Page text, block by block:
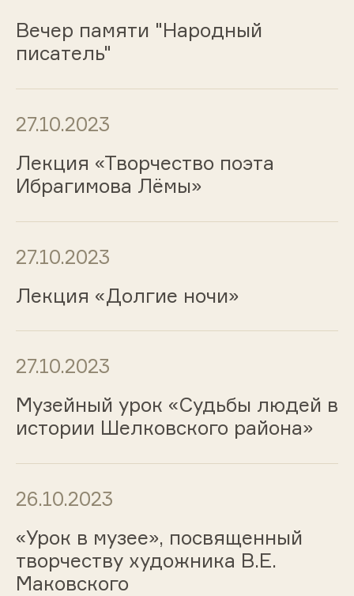
Вечер памяти "Народный
писатель"
27.10.2023
Лекция «Творчество поэта
Ибрагимова Лёмы»
27.10.2023
Лекция «Долгие ночи»
27.10.2023
Музейный урок «Судьбы людей в
истории Шелковского района»
26.10.2023
«Урок в музее», посвященный
творчеству художника В.Е.
Маковского